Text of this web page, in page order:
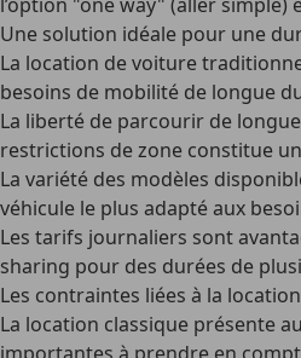
Une solution idéale pour une
La location de voiture
besoins de mobilité de longue
La liberté de parcourir de
restrictions de zone constitue
La variété des modèles
véhicule le plus adapté aux
Les tarifs journaliers sont
sharing pour des durées de
Les contraintes liées à la
La location classique présente